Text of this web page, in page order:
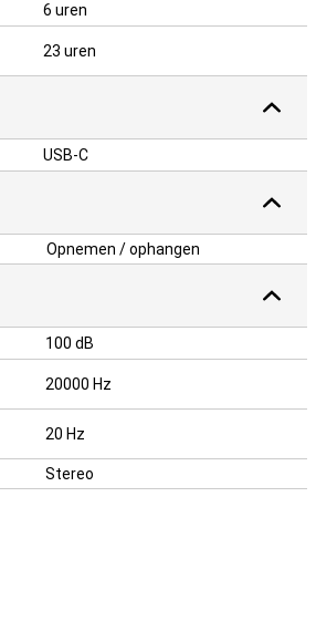
6 uren
23 uren
USB-C
Opnemen / ophangen
100 dB
20000 Hz
20 Hz
Stereo